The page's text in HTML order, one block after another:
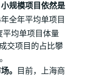
规模项目依然是
全年平均单项目
平均单项目体量
交项目的占比攀
。 目前，上海商